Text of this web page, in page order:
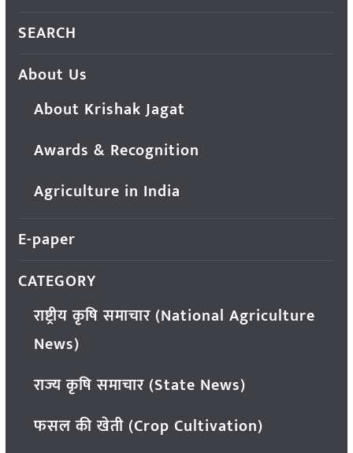
SEARCH
About Us
About Krishak Jagat
Awards & Recognition
Agriculture in India
E-paper
CATEGORY
राष्ट्रीय कृषि समाचार (National Agriculture
News)
राज्य कृषि समाचार (State News)
फसल की खेती (Crop Cultivation)